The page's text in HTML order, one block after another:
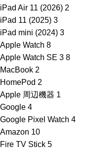
iPad Air 11 (2026) 2
iPad 11 (2025) 3
iPad mini (2024) 3
Apple Watch 8
Apple Watch SE 3 8
MacBook 2
HomePod 2
Apple 周辺機器 1
Google 4
Google Pixel Watch 4
Amazon 10
Fire TV Stick 5